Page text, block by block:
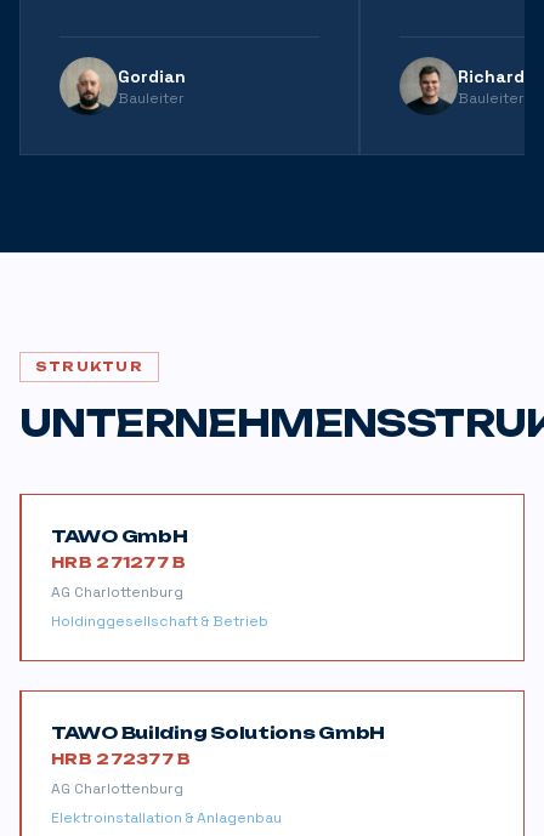
Gordian
Bauleiter
Richard
Bauleiter
STRUKTUR
TAWO GmbH
HRB 271277 B
AG Charlottenburg
Holdinggesellschaft & Betrieb
TAWO Building Solutions GmbH
HRB 272377 B
AG Charlottenburg
Elektroinstallation & Anlagenbau